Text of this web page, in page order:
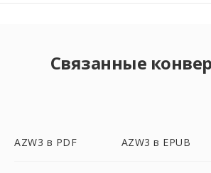
Связанные
AZW3 в PDF AZW3 в EPUB